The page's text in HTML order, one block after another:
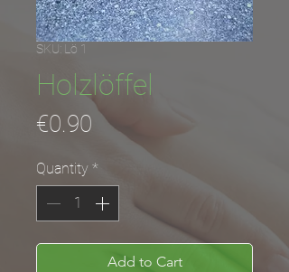
SKU: Lö 1
Holzlöffel
€0.90 Price
Quantity *
Add to Cart